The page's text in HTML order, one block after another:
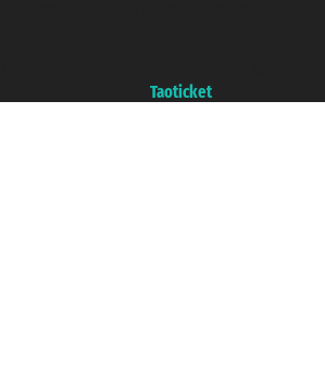
Taoticket